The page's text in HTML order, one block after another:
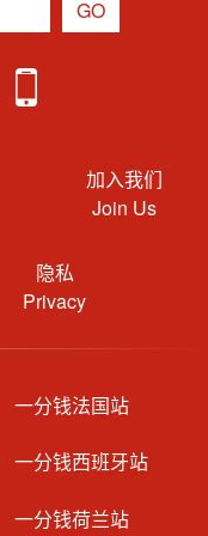
加入我们
Join Us
隐私
Privacy
一分钱法国站
一分钱西班牙站
一分钱荷兰站